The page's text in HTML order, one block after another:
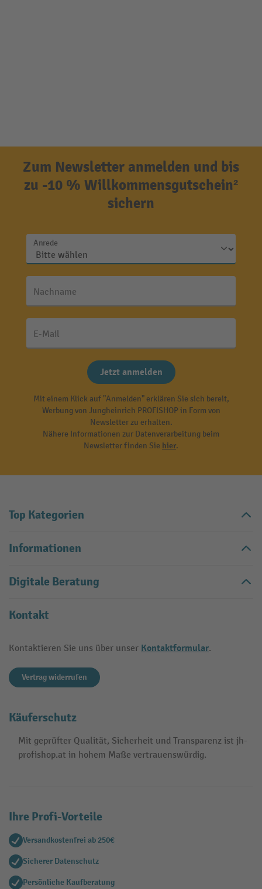
Zum Newsletter anmelden und bis
zu -10 % Willkommensgutschein²
sichern
Anrede
Nachname
E-Mail
Jetzt anmelden
Mit einem Klick auf "Anmelden" erklären Sie sich bereit,
Werbung von Jungheinrich PROFISHOP in Form von
Newsletter zu erhalten.
Nähere Informationen zur Datenverarbeitung beim
Newsletter finden Sie hier.
Top Kategorien
Informationen
Digitale Beratung
Kontakt
Kontaktieren Sie uns über unser Kontaktformular.
Vertrag widerrufen
Käuferschutz
Mit geprüfter Qualität, Sicherheit und Transparenz ist jh-
profishop.at in hohem Maße vertrauenswürdig.
Ihre Profi-Vorteile
Versandkostenfrei ab 250€
Sicherer Datenschutz
Persönliche Kaufberatung